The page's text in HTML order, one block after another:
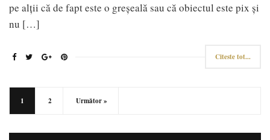
pe alții că de fapt este o greșeală sau că obiectul este pix și
nu […]
Citeste tot...
1 2 Următor »